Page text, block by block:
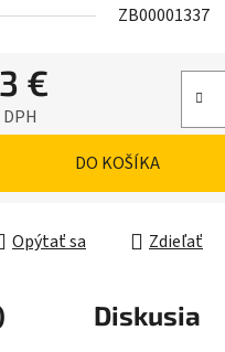
ZB00001337
€
DO KOŠÍKA
Opýtať sa Zdieľať
Diskusia